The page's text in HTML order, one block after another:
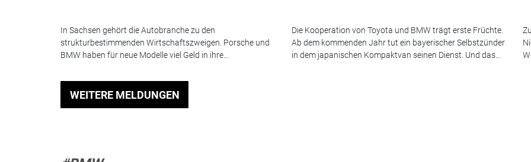
In Sachsen gehört die Autobranche zu den
strukturbestimmenden Wirtschaftszweigen. Porsche und
BMW haben für neue Modelle viel Geld in ihre...
Die Kooperation von Toyota und BMW trägt erste Früchte.
Ab dem kommenden Jahr tut ein bayerischer Selbstzünder
in dem japanischen Kompaktvan seinen Dienst. Und das...
WEITERE MELDUNGEN